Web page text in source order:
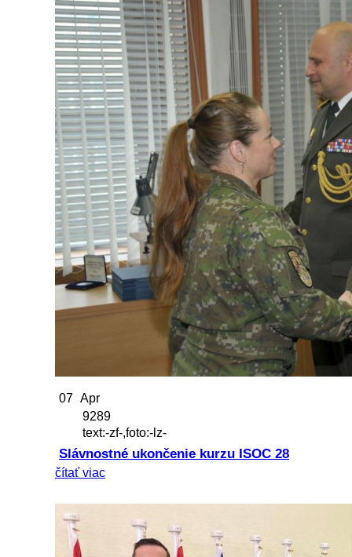
07 Apr
9289
text:-zf-,foto:-lz-
Slávnostné ukončenie kurzu ISOC 28
čítať viac